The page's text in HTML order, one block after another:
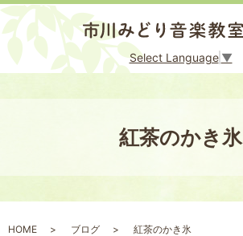
Select Language ▼
紅茶のかき氷
HOME ブログ 紅茶のかき氷